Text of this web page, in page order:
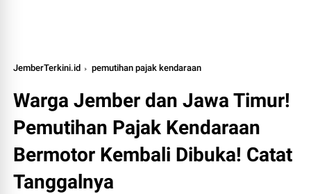
JemberTerkini.id pemutihan pajak kendaraan
Warga Jember dan Jawa Timur!
Pemutihan Pajak Kendaraan
Bermotor Kembali Dibuka! Catat
Tanggalnya